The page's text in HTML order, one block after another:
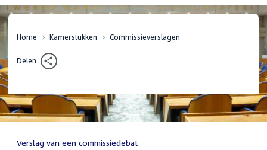
Home Kamerstukken Commissieverslagen
Delen
Verslag van een commissiedebat